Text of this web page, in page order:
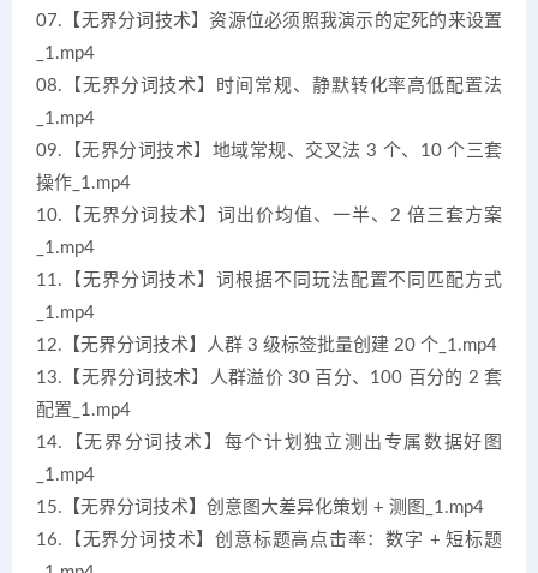
07.【无界分词技术】资源位必须照我演示的定死的来设置
_1.mp4
08.【无界分词技术】时间常规、静默转化率高低配置法
_1.mp4
09.【无界分词技术】地域常规、交叉法 3 个、10 个三套
操作_1.mp4
10.【无界分词技术】词出价均值、一半、2 倍三套方案
_1.mp4
11.【无界分词技术】词根据不同玩法配置不同匹配方式
_1.mp4
12.【无界分词技术】人群 3 级标签批量创建 20 个_1.mp4
13.【无界分词技术】人群溢价 30 百分、100 百分的 2 套
配置_1.mp4
14.【无界分词技术】每个计划独立测出专属数据好图
_1.mp4
15.【无界分词技术】创意图大差异化策划 + 测图_1.mp4
16.【无界分词技术】创意标题高点击率：数字 + 短标题